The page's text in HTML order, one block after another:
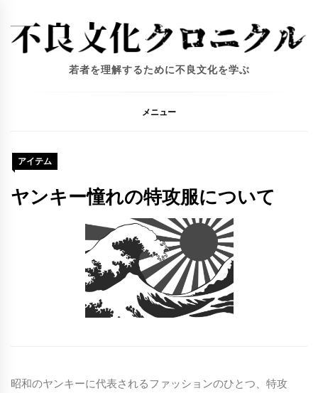
若者を理解するために不良文化を学ぶ
メニュー
アイテム
ヤンキー憧れの特攻服について
昭和のヤンキーに代表されるファッションのひとつ、特攻